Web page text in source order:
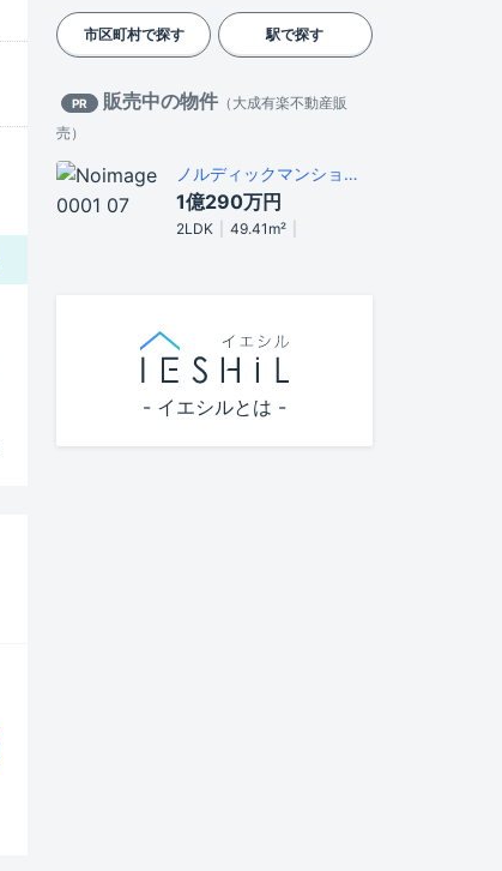
根津(92)
白山(245)
本駒込(362)
向丘(91)
目白台(98)
後楽園駅(497)
御茶ノ水駅(151)
本駒込駅(717)
東大前駅(606)
西日暮里駅(183)
千駄木駅(401)
根津駅(213)
市区町村で探す 駅で探す
PR 販売中の物件 （ 大成有楽不動産販
売 ）
ノルディックマンション文京白山
1億290万円
2LDK 49.41m²
- イエシルとは -